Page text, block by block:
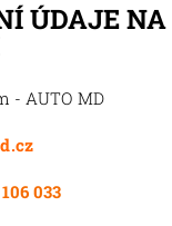
ÚDAJE
- AUTO MD
033